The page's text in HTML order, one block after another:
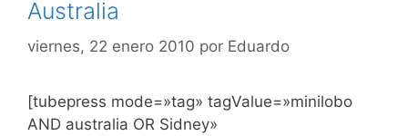
Australia
viernes, 22 enero 2010 por Eduardo
[tubepress mode=»tag» tagValue=»minilobo
AND australia OR Sidney»